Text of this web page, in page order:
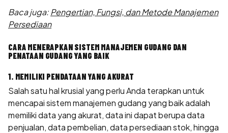
Baca juga:Pengertian, Fungsi, dan Metode Manajemen
Persediaan
CARA MENERAPKAN SISTEM MANAJEMEN GUDANG DAN
PENATAAN GUDANG YANG BAIK
1. MEMILIKI PENDATAAN YANG AKURAT
Salah satu hal krusial yang perlu Anda terapkan untuk
mencapai sistem manajemen gudang yang baik adalah
memiliki data yang akurat, data ini dapat berupa data
penjualan, data pembelian, data persediaan stok, hingga